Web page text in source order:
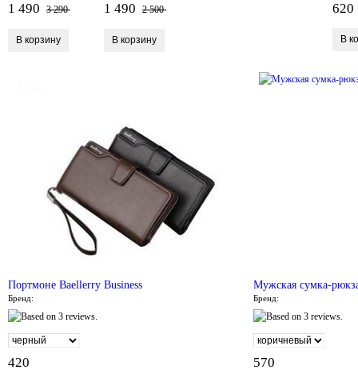
1 490 3 290 1 490 2 500 620
Портмоне Baellerry Business
Бренд:
420
SALE
Мужская сумка-
Бренд:
570